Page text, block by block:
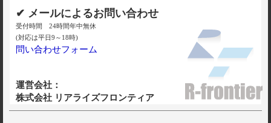
✔ メールによるお問い合わせ
受付時間 24時間年中無休
(対応は平日9～18時)
問い合わせフォーム
運営会社：
株式会社 リアライズフロンティア